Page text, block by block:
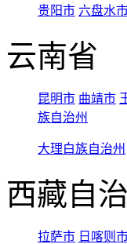
贵阳市 六盘水
云南省
昆明市 曲靖市
族自治州
大理白族自治州
西藏自
拉萨市 日喀则